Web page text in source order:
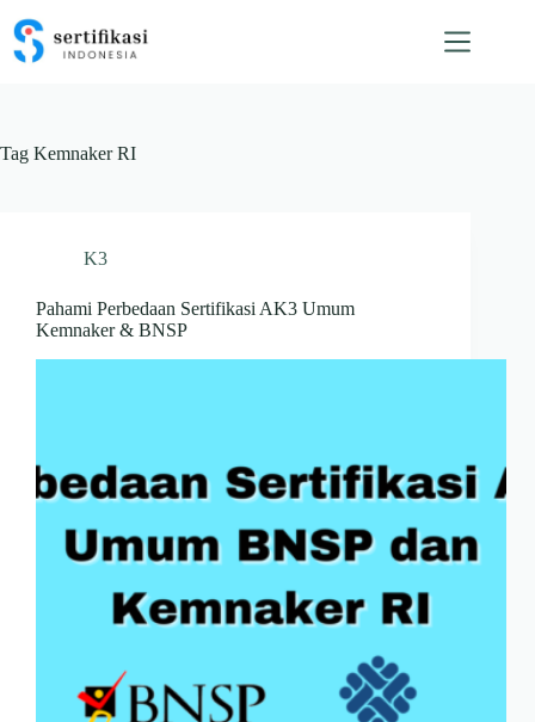
content
Tag Kemnaker RI
K3
Pahami Perbedaan Sertifikasi AK3 Umum
Kemnaker & BNSP